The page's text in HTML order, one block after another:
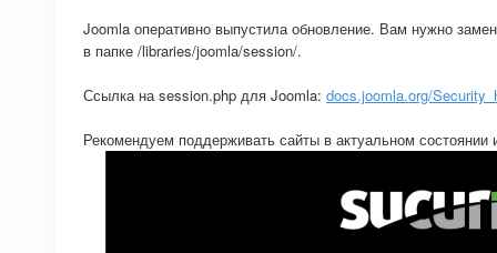
Joomla оперативно выпустила обновление. Вам нужно
в папке /libraries/joomla/session/.
Ссылка на session.php для Joomla: docs.joomla.org/
Рекомендуем поддерживать сайты в актуальном